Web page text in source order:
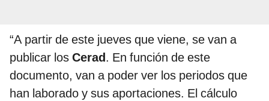
“A partir de este jueves que viene, se van a
publicar los Cerad. En función de este
documento, van a poder ver los periodos que
han laborado y sus aportaciones. El cálculo